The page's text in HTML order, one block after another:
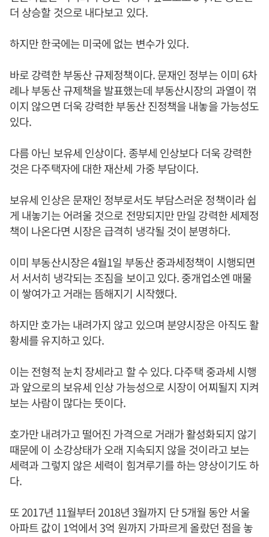
더 상승할 것으로 내다보고 있다.
하지만 한국에는 미국에 없는 변수가 있다.
바로 강력한 부동산 규제정책이다. 문재인 정부는 이미 6차
례나 부동산 규제책을 발표했는데 부동산시장의 과열이 꺾
이지 않으면 더욱 강력한 부동산 진정책을 내놓을 가능성도
있다.
다름 아닌 보유세 인상이다. 종부세 인상보다 더욱 강력한
것은 다주택자에 대한 재산세 가중 부담이다.
보유세 인상은 문재인 정부로서도 부담스러운 정책이라 쉽
게 내놓기는 어려울 것으로 전망되지만 만일 강력한 세제정
책이 나온다면 시장은 급격히 냉각될 것이 분명하다.
이미 부동산시장은 4월1일 부동산 중과세정책이 시행되면
서 서서히 냉각되는 조짐을 보이고 있다. 중개업소엔 매물
이 쌓여가고 거래는 뜸해지기 시작했다.
하지만 호가는 내려가지 않고 있으며 분양시장은 아직도 활
황세를 유지하고 있다.
이는 전형적 눈치 장세라고 할 수 있다. 다주택 중과세 시행
과 앞으로의 보유세 인상 가능성으로 시장이 어찌될지 지켜
보는 사람이 많다는 뜻이다.
호가만 내려가고 떨어진 가격으로 거래가 활성화되지 않기
때문에 이 소강상태가 오래 지속되지 않을 것이라고 보는
세력과 그렇지 않은 세력이 힘겨루기를 하는 양상이기도 하
다.
또 2017년 11월부터 2018년 3월까지 단 5개월 동안 서울
아파트 값이 1억에서 3억 원까지 가파르게 올랐던 점을 놓